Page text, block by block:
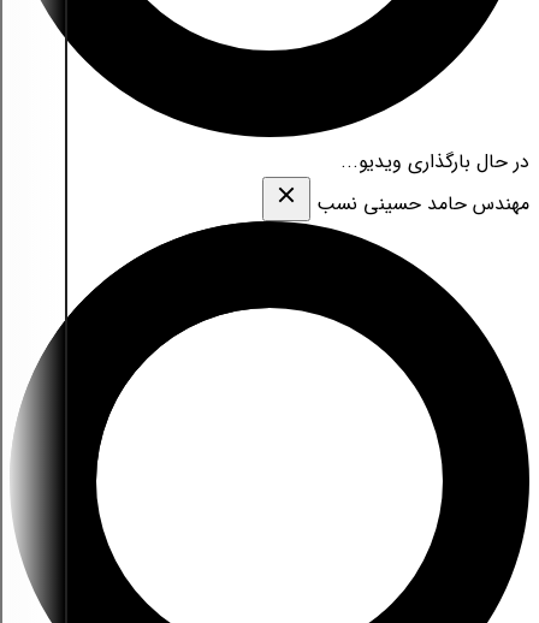
در حال بارگذاری ویدیو...
مهندس حامد حسینی نسب